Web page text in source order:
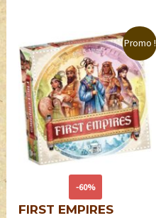
Promo !
-60%
FIRST EMPIRES